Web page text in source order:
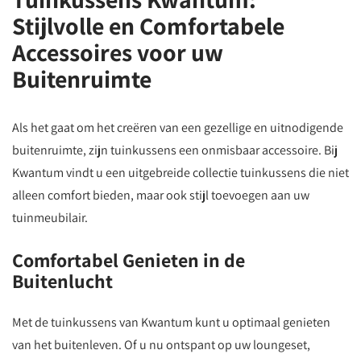
Stijlvolle en Comfortabele
Accessoires voor uw
Buitenruimte
Als het gaat om het creëren van een gezellige en uitnodigende
buitenruimte, zijn tuinkussens een onmisbaar accessoire. Bij
Kwantum vindt u een uitgebreide collectie tuinkussens die niet
alleen comfort bieden, maar ook stijl toevoegen aan uw
tuinmeubilair.
Comfortabel Genieten in de
Buitenlucht
Met de tuinkussens van Kwantum kunt u optimaal genieten
van het buitenleven. Of u nu ontspant op uw loungeset,